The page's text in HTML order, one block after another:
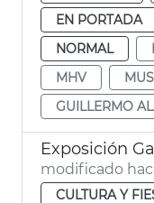
EN PORTADA
NORMAL
MHV
GUILLERMO
modificado
CULTURA Y